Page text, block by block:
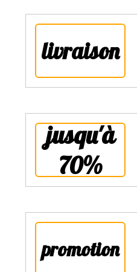
livraison
jusqu'à
70%
promotion